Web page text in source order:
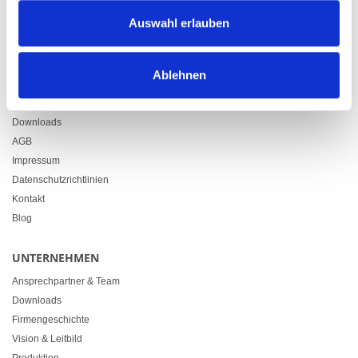
Auswahl erlauben
Ablehnen
Zürcherstrasse 37
LINKS
Downloads
AGB
Impressum
Datenschutzrichtlinien
Kontakt
Blog
UNTERNEHMEN
Ansprechpartner & Team
Downloads
Firmengeschichte
Vision & Leitbild